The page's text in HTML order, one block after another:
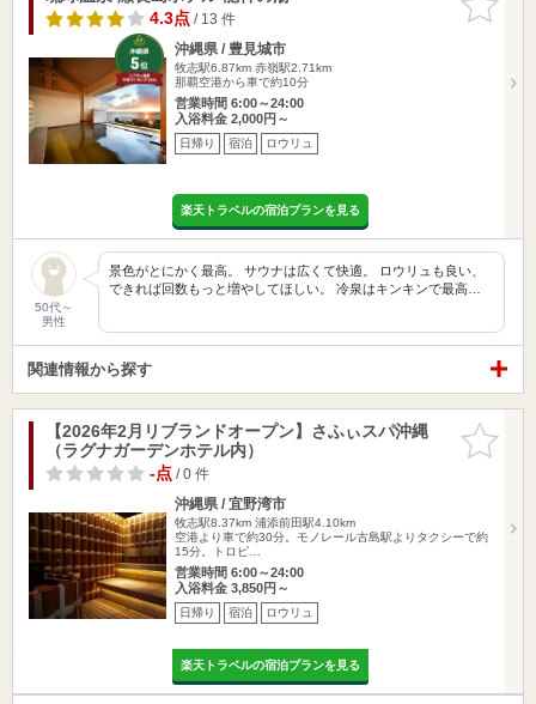
りに追加
4.3点/ 13 件
沖縄県 / 豊見城市
牧志駅6.87km 赤嶺駅2.71km
那覇空港から車で約10分
営業時間 6:00～24:00
入浴料金 2,000円～
日帰り 宿泊 ロウリュ
楽天トラベルの宿泊プランを見る
50代～
男性
景色がとにかく最高。 サウナは広くて快適。 ロウリュも良い、
できれば回数もっと増やしてほしい。 冷泉はキンキンで最高…
関連情報から探す
お気に入
りに追加
【2026年2月リブランドオープン】さふぃスパ沖縄
（ラグナガーデンホテル内）
-点/ 0 件
沖縄県 / 宜野湾市
牧志駅8.37km 浦添前田駅4.10km
空港より車で約30分。モノレール古島駅よりタクシーで約
15分。トロピ…
営業時間 6:00～24:00
入浴料金 3,850円～
日帰り 宿泊 ロウリュ
楽天トラベルの宿泊プランを見る